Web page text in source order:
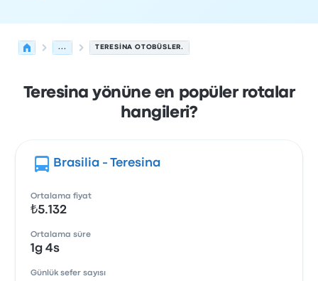
... TERESINA OTOBÜSLER.
Teresina yönüne en popüler rotalar
hangileri?
Brasilia - Teresina
Ortalama fiyat
₺5.132
Ortalama süre
1g 4s
Günlük sefer sayısı